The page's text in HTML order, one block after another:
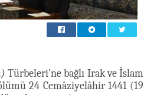
Türbeleri’ne bağlı Irak ve İslam
24 Cemâziyelâhir 1441 (19